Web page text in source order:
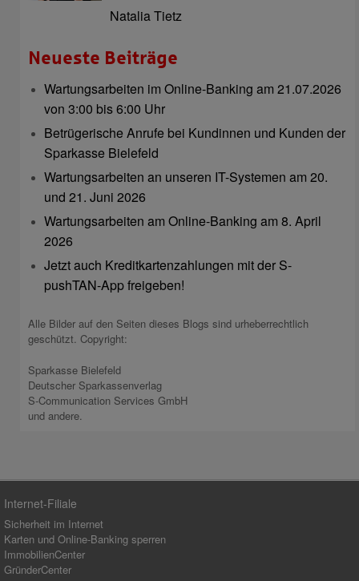
Natalia Tietz
Neueste Beiträge
Wartungsarbeiten im Online-Banking am 21.07.2026
von 3:00 bis 6:00 Uhr
Betrügerische Anrufe bei Kundinnen und Kunden der
Sparkasse Bielefeld
Wartungsarbeiten an unseren IT-Systemen am 20.
und 21. Juni 2026
Wartungsarbeiten am Online-Banking am 8. April
2026
Jetzt auch Kreditkartenzahlungen mit der S-
pushTAN-App freigeben!
Alle Bilder auf den Seiten dieses Blogs sind urheberrechtlich
geschützt. Copyright:
Sparkasse Bielefeld
Deutscher Sparkassenverlag
S-Communication Services GmbH
und andere.
Internet-Filiale
Sicherheit im Internet
Karten und Online-Banking sperren
ImmobilienCenter
GründerCenter